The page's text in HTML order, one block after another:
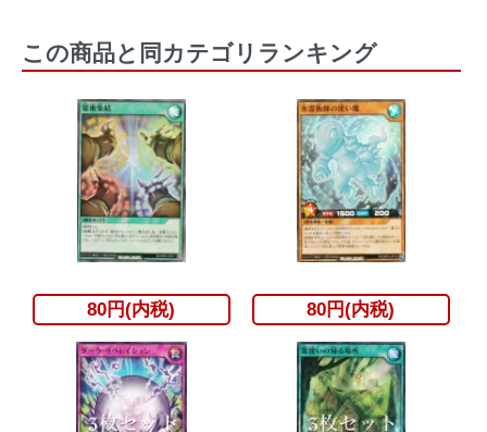
この商品と同カテゴリランキング
80円(内税) 80円(内税)